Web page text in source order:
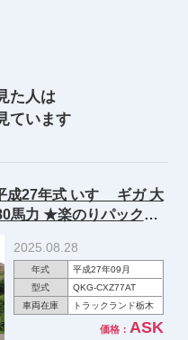
た人は
ています
成27年式 いすゞ ギガ 大
馬力 ★楽のりパック施
2025.08.28
年式
平成27年09月
型式
QKG-CXZ77AT
車両在庫
トラックランド栃木
価格： ASK